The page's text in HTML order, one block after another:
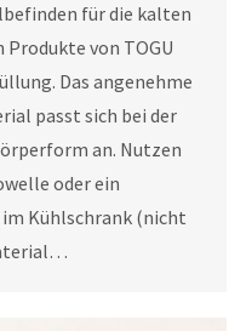
für die kalten
von TOGU
Das angenehme
passt sich bei der
an. Nutzen
oder ein
im Kühlschrank (nicht